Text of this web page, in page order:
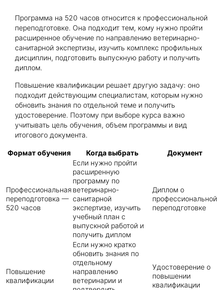
Программа на 520 часов относится к профессиональной
переподготовке. Она подходит тем, кому нужно пройти
расширенное обучение по направлению ветеринарно-
санитарной экспертизы, изучить комплекс профильных
дисциплин, подготовить выпускную работу и получить
диплом.
Повышение квалификации решает другую задачу: оно
подходит действующим специалистам, которым нужно
обновить знания по отдельной теме и получить
удостоверение. Поэтому при выборе курса важно
учитывать цель обучения, объем программы и вид
итогового документа.
Формат обучения Когда выбрать Документ
Профессиональная
переподготовка —
520 часов
Если нужно пройти
расширенную
программу по
ветеринарно-
санитарной
экспертизе, изучить
учебный план с
выпускной работой и
получить диплом
Диплом о
профессиональной
переподготовке
Повышение
квалификации
Если нужно кратко
обновить знания по
отдельному
направлению
ветеринарии и
Удостоверение о
повышении
квалификации